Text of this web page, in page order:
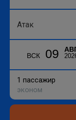
ВСК 09
1 пассажир
эконом